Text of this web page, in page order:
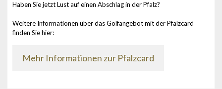
Haben Sie jetzt Lust auf einen Abschlag in der Pfalz?
Weitere Informationen über das Golfangebot mit der Pfalzcard
finden Sie hier:
Mehr Informationen zur Pfalzcard